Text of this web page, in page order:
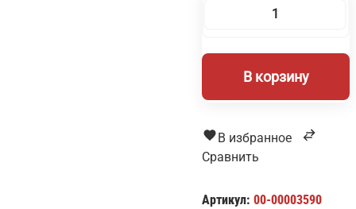
Пескоструйный
аппарат
РПУ-2
стекла
и
В корзину
В избранное
Сравнить
Артикул: 00-00003590